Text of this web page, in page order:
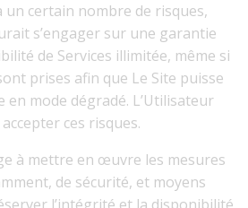
un certain nombre de risques,
s’engager sur une garantie
de Services illimitée, même si
prises afin que Le Site puisse
mode dégradé. L’Utilisateur
ces risques.
à mettre en œuvre les mesures
de sécurité, et moyens